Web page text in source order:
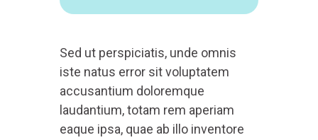
Sed ut perspiciatis, unde omnis
iste natus error sit voluptatem
accusantium doloremque
laudantium, totam rem aperiam
eaque ipsa, quae ab illo inventore